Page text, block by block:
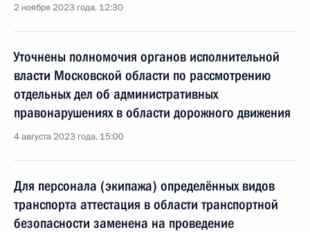
2 ноября 2023 года, 12:30
Уточнены полномочия органов исполнительной
власти Московской области по рассмотрению
отдельных дел об административных
правонарушениях в области дорожного движения
4 августа 2023 года, 15:00
Для персонала (экипажа) определённых видов
транспорта аттестация в области транспортной
безопасности заменена на проведение